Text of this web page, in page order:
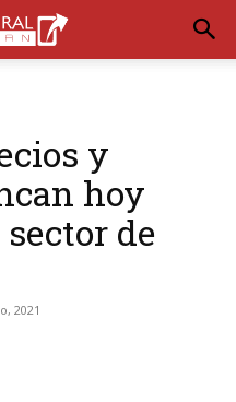
y
hoy
de
2021